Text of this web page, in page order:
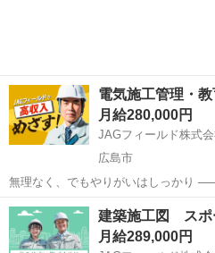
電気施工管理・
月給280,000円
JAGフィールド株式
広島市
無理なく、でもやりがいはしっかり ───────── 電気施工管理のお
仕事です。 広島市西区の教育施設(新
を担当します。 ◎求人のポイント・メリット ・工期：2026年1月?
2028年12月...
広島 広島市 その他
建築施工図 スポ
月給289,000円